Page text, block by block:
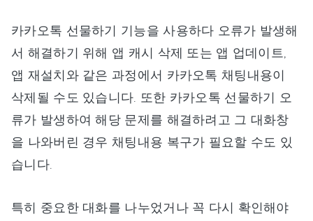
카카오톡 선물하기 기능을 사용하다 오류가 발생해
서 해결하기 위해 앱 캐시 삭제 또는 앱 업데이트,
앱 재설치와 같은 과정에서 카카오톡 채팅내용이
삭제될 수도 있습니다. 또한 카카오톡 선물하기 오
류가 발생하여 해당 문제를 해결하려고 그 대화창
을 나와버린 경우 채팅내용 복구가 필요할 수도 있
습니다.
특히 중요한 대화를 나누었거나 꼭 다시 확인해야